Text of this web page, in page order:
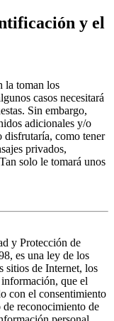
y el
la toman los
casos necesitará
Sin embargo,
adicionales y/o
disfrutaría, como tener
privados,
solo le tomará unos
y Protección de
es una ley de los
sitios de Internet, los
que el
con el consentimiento
reconocimiento de